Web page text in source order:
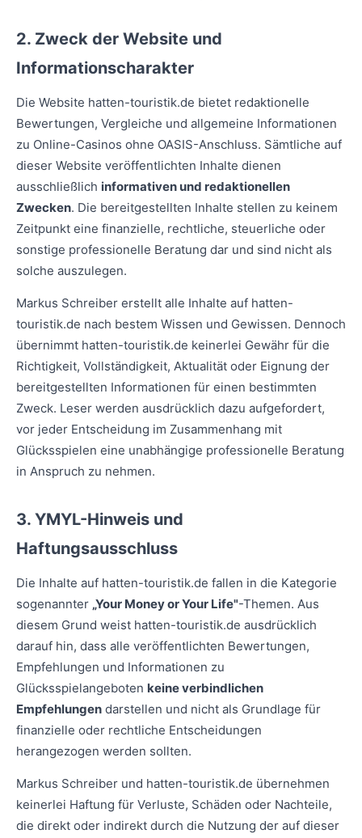
2. Zweck der Website und
Informationscharakter
Die Website hatten-touristik.de bietet redaktionelle
Bewertungen, Vergleiche und allgemeine Informationen
zu Online-Casinos ohne OASIS-Anschluss. Sämtliche auf
dieser Website veröffentlichten Inhalte dienen
ausschließlich informativen und redaktionellen
Zwecken. Die bereitgestellten Inhalte stellen zu keinem
Zeitpunkt eine finanzielle, rechtliche, steuerliche oder
sonstige professionelle Beratung dar und sind nicht als
solche auszulegen.
Markus Schreiber erstellt alle Inhalte auf hatten-
touristik.de nach bestem Wissen und Gewissen. Dennoch
übernimmt hatten-touristik.de keinerlei Gewähr für die
Richtigkeit, Vollständigkeit, Aktualität oder Eignung der
bereitgestellten Informationen für einen bestimmten
Zweck. Leser werden ausdrücklich dazu aufgefordert,
vor jeder Entscheidung im Zusammenhang mit
Glücksspielen eine unabhängige professionelle Beratung
in Anspruch zu nehmen.
3. YMYL-Hinweis und
Haftungsausschluss
Die Inhalte auf hatten-touristik.de fallen in die Kategorie
sogenannter „Your Money or Your Life"-Themen. Aus
diesem Grund weist hatten-touristik.de ausdrücklich
darauf hin, dass alle veröffentlichten Bewertungen,
Empfehlungen und Informationen zu
Glücksspielangeboten keine verbindlichen
Empfehlungen darstellen und nicht als Grundlage für
finanzielle oder rechtliche Entscheidungen
herangezogen werden sollten.
Markus Schreiber und hatten-touristik.de übernehmen
keinerlei Haftung für Verluste, Schäden oder Nachteile,
die direkt oder indirekt durch die Nutzung der auf dieser